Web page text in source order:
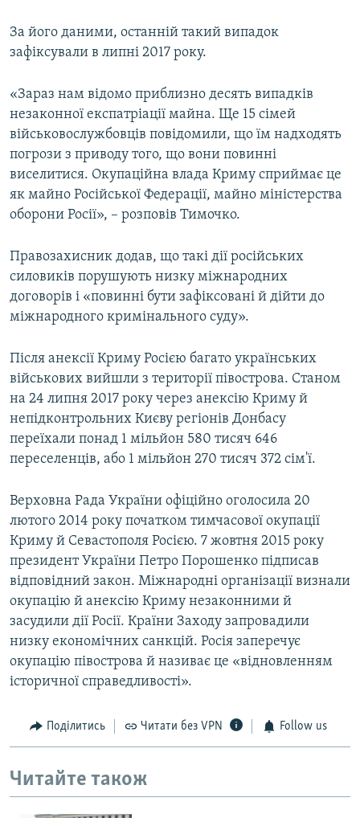
За його даними, останній такий випадок
зафіксували в липні 2017 року.
«Зараз нам відомо приблизно десять випадків
незаконної експатріації майна. Ще 15 сімей
військовослужбовців повідомили, що їм надходять
погрози з приводу того, що вони повинні
виселитися. Окупаційна влада Криму сприймає це
як майно Російської Федерації, майно міністерства
оборони Росії», – розповів Тимочко.
Правозахисник додав, що такі дії російських
силовиків порушують низку міжнародних
договорів і «повинні бути зафіксовані й дійти до
міжнародного кримінального суду».
Після анексії Криму Росією багато українських
військових вийшли з території півострова. Станом
на 24 липня 2017 року через анексію Криму й
непідконтрольних Києву регіонів Донбасу
переїхали понад 1 мільйон 580 тисяч 646
переселенців, або 1 мільйон 270 тисяч 372 сім'ї.
Верховна Рада України офіційно оголосила 20
лютого 2014 року початком тимчасової окупації
Криму й Севастополя Росією. 7 жовтня 2015 року
президент України Петро Порошенко підписав
відповідний закон. Міжнародні організації визнали
окупацію й анексію Криму незаконними й
засудили дії Росії. Країни Заходу запровадили
низку економічних санкцій. Росія заперечує
окупацію півострова й називає це «відновленням
історичної справедливості».
Поділитись Читати без VPN Follow us
Читайте також